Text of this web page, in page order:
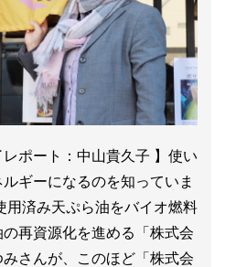
レポート：中山貴久子 】使い
ギーになるのを知っていま
用済み天ぷら油をバイオ燃料
再資源化を進める「株式会
さんが、このほど「株式会